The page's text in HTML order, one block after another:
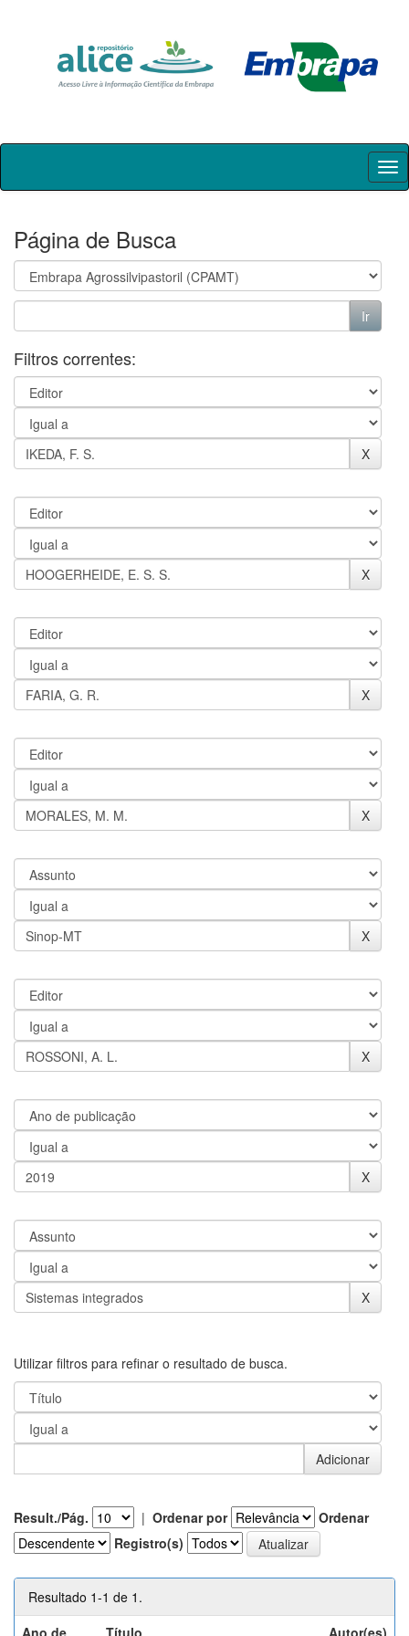
Skip
Página de Busca
Filtros correntes:
Utilizar filtros para refinar o resultado de busca.
Result./Pág. | Ordenar por
Ordenar
Registro(s)
Resultado 1-1 de 1.
Ano de
Título Autor(es)